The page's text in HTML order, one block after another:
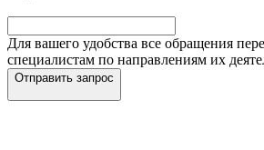
Для вашего удобства все обращения
специалистам по направлениям их
Отправить запрос